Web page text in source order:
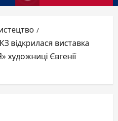
відкрилася виставка
Євгенії